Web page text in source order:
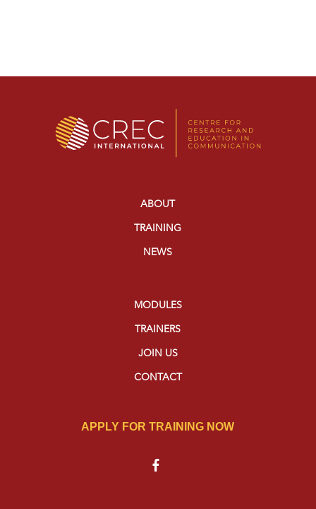
ABOUT
TRAINING
NEWS
MODULES
TRAINERS
JOIN US
CONTACT
APPLY FOR TRAINING NOW